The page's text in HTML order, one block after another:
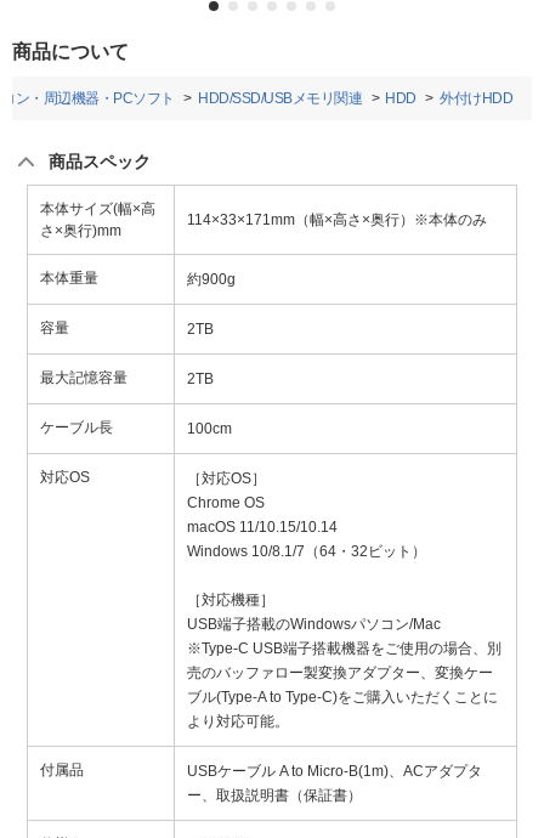
商品について
ン・周辺機器・PCソフト HDD/SSD/USBメモリ関連 HDD 外付けHDD
商品スペック
本体サイズ(幅×高
さ×奥行)mm
114×33×171mm（幅×高さ×奥行）※本体のみ
本体重量 約900g
容量 2TB
最大記憶容量 2TB
ケーブル長 100cm
対応OS
［対応OS］
Chrome OS
macOS 11/10.15/10.14
Windows 10/8.1/7（64・32ビット）
［対応機種］
USB端子搭載のWindowsパソコン/Mac
※Type-C USB端子搭載機器をご使用の場合、別
売のバッファロー製変換アダプター、変換ケー
ブル(Type-A to Type-C)をご購入いただくことに
より対応可能。
付属品
USBケーブル A to Micro-B(1m)、ACアダプタ
ー、取扱説明書（保証書）